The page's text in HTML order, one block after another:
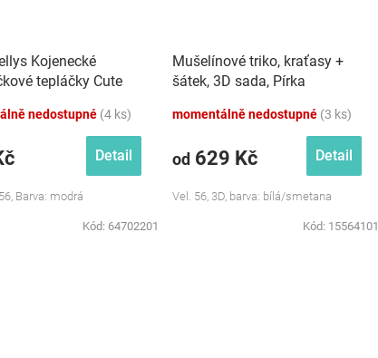
Kojenecké
tepláčky Cute
nedostupné (4 ks)
Detail
Barva: modrá
Kód: 64702201
Mušelínové triko, kraťasy +
šátek, 3D sada, Pírka
momentálně nedostupné (3 ks)
od 629 Kč Detail
Vel. 56, 3D, barva: bílá/smetana
Kód: 15564101